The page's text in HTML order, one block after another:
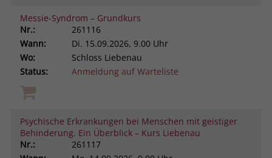
Messie-Syndrom – Grundkurs
Nr.:
261116
Wann:
Di. 15.09.2026, 9.00 Uhr
Wo:
Schloss Liebenau
Status:
Anmeldung auf Warteliste
Psychische Erkrankungen bei Menschen mit geistiger
Behinderung. Ein Überblick – Kurs Liebenau
Nr.:
261117